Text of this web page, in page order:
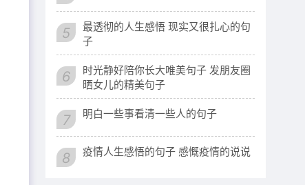
5
最透彻的人生感悟 现实又很扎心的句
子
6
时光静好陪你长大唯美句子 发朋友圈
晒女儿的精美句子
7 明白一些事看清一些人的句子
8 疫情人生感悟的句子 感慨疫情的说说